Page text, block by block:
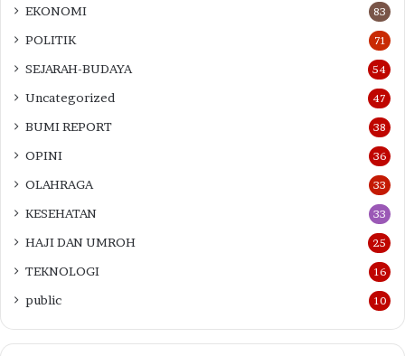
EKONOMI 83
POLITIK 71
SEJARAH-BUDAYA 54
Uncategorized 47
BUMI REPORT 38
OPINI 36
OLAHRAGA 33
KESEHATAN 33
HAJI DAN UMROH 25
TEKNOLOGI 16
public 10